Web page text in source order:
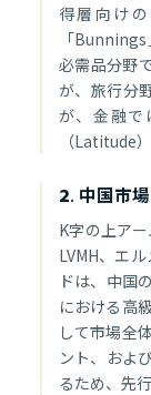
得層向け
「
必需品分野
が、旅行分
が、金融で
（Latitude
2. 中国市
K字の上ア
LVMH、エ
ドは、中国
における高
して市場全
ント、およ
るため、先